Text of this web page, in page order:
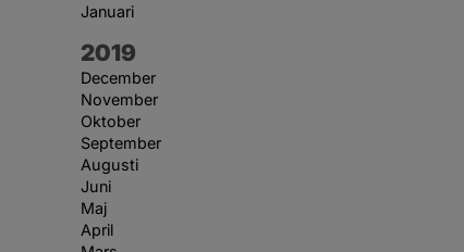
Januari
År:
2019
December
November
Oktober
September
Augusti
Juni
Maj
April